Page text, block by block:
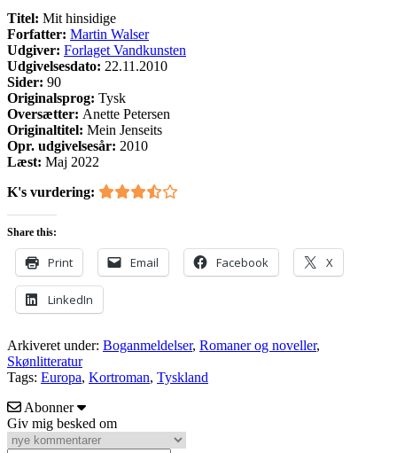
Titel: Mit hinsidige
Forfatter: Martin Walser
Udgiver: Forlaget Vandkunsten
Udgivelsesdato: 22.11.2010
Sider: 90
Originalsprog: Tysk
Oversætter: Anette Petersen
Originaltitel: Mein Jenseits
Opr. udgivelsesår: 2010
Læst: Maj 2022
K's vurdering:
Share this:
Print Email Facebook X
LinkedIn
Arkiveret under: Boganmeldelser, Romaner og noveller,
Skønlitteratur
Tags: Europa, Kortroman, Tyskland
Abonner
Giv mig besked om